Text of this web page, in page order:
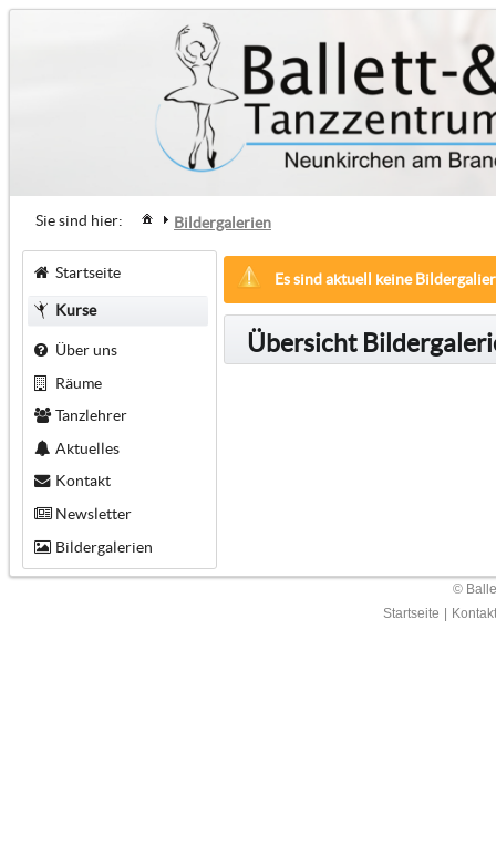
Sie sind hier: Bildergalerien
Startseite
Kurse
Über uns
Räume
Tanzlehrer
Aktuelles
Kontakt
Newsletter
Bildergalerien
Es sind aktuell keine
Übersicht
©
Startseite
Kontakt